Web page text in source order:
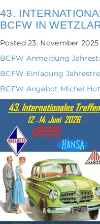
43.
BCFW IN
Posted23. November 2025
BCFW Anmeldung
BCFW Einladung
BCFW Angebot Michel